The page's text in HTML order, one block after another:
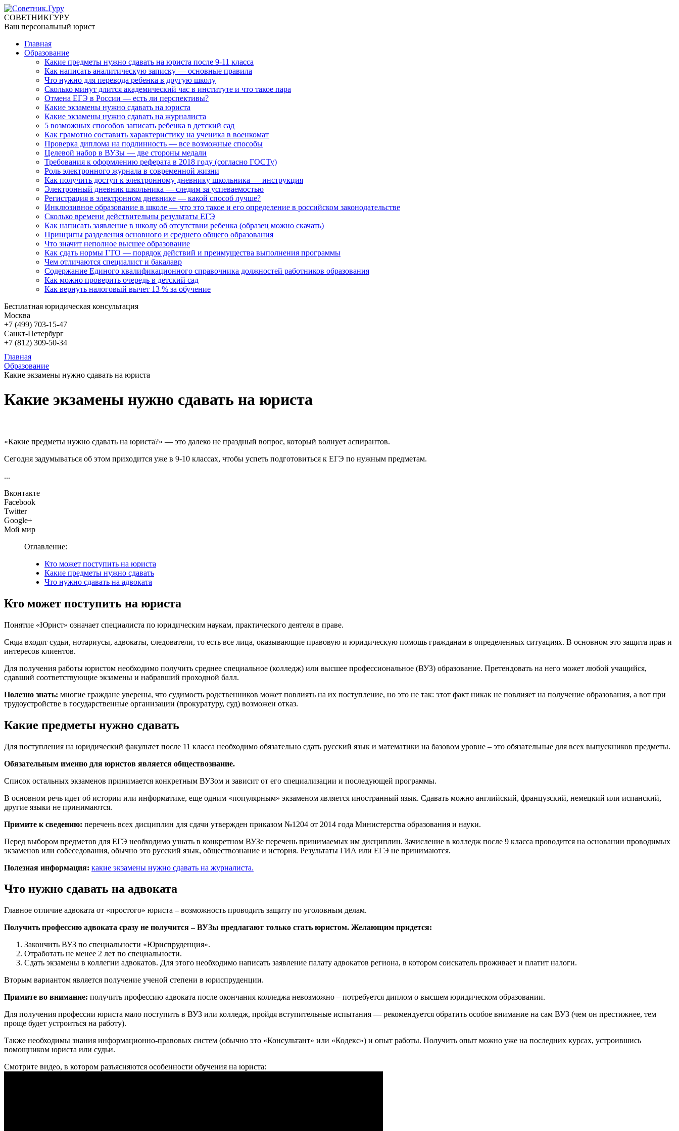
СОВЕТНИКГУРУ
Ваш персональный юрист
Главная
Образование
Какие предметы нужно сдавать на юриста после 9-11 класса
Как написать аналитическую записку — основные правила
Что нужно для перевода ребенка в другую школу
Сколько минут длится академический час в институте и что такое пара
Отмена ЕГЭ в России — есть ли перспективы?
Какие экзамены нужно сдавать на юриста
Какие экзамены нужно сдавать на журналиста
5 возможных способов записать ребенка в детский сад
Как грамотно составить характеристику на ученика в военкомат
Проверка диплома на подлинность — все возможные способы
Целевой набор в ВУЗы — две стороны медали
Требования к оформлению реферата в 2018 году (согласно ГОСТу)
Роль электронного журнала в современной жизни
Как получить доступ к электронному дневнику школьника — инструкция
Электронный дневник школьника — следим за успеваемостью
Регистрация в электронном дневнике — какой способ лучше?
Инклюзивное образование в школе — что это такое и его определение в российском законодательстве
Сколько времени действительны результаты ЕГЭ
Как написать заявление в школу об отсутствии ребенка (образец можно скачать)
Принципы разделения основного и среднего общего образования
Что значит неполное высшее образование
Как сдать нормы ГТО — порядок действий и преимущества выполнения программы
Чем отличаются специалист и бакалавр
Содержание Единого квалификационного справочника должностей работников образования
Как можно проверить очередь в детский сад
Как вернуть налоговый вычет 13 % за обучение
Бесплатная юридическая консультация
Москва
+7 (499) 703-15-47
Санкт-Петербург
+7 (812) 309-50-34
Главная
Образование
Какие экзамены нужно сдавать на юриста
Какие экзамены нужно сдавать на юриста
«Какие предметы нужно сдавать на юриста?» — это далеко не праздный вопрос, который волнует аспирантов.
Сегодня задумываться об этом приходится уже в 9-10 классах, чтобы успеть подготовиться к ЕГЭ по нужным предметам.
...
Вконтакте
Facebook
Twitter
Google+
Мой мир
Оглавление:
Кто может поступить на юриста
Какие предметы нужно сдавать
Что нужно сдавать на адвоката
Кто может поступить на юриста
Понятие «Юрист» означает специалиста по юридическим наукам, практического деятеля в праве.
Сюда входят судьи, нотариусы, адвокаты, следователи, то есть все лица, оказывающие правовую и юридическую помощь гражданам в определенных ситуациях. В основном это защита прав и
интересов клиентов.
Для получения работы юристом необходимо получить среднее специальное (колледж) или высшее профессиональное (ВУЗ) образование. Претендовать на него может любой учащийся,
сдавший соответствующие экзамены и набравший проходной балл.
Полезно знать: многие граждане уверены, что судимость родственников может повлиять на их поступление, но это не так: этот факт никак не повлияет на получение образования, а вот при
трудоустройстве в государственные организации (прокуратуру, суд) возможен отказ.
Какие предметы нужно сдавать
Для поступления на юридический факультет после 11 класса необходимо обязательно сдать русский язык и математики на базовом уровне – это обязательные для всех выпускников предметы.
Обязательным именно для юристов является обществознание.
Список остальных экзаменов принимается конкретным ВУЗом и зависит от его специализации и последующей программы.
В основном речь идет об истории или информатике, еще одним «популярным» экзаменом является иностранный язык. Сдавать можно английский, французский, немецкий или испанский,
другие языки не принимаются.
Примите к сведению: перечень всех дисциплин для сдачи утвержден приказом №1204 от 2014 года Министерства образования и науки.
Перед выбором предметов для ЕГЭ необходимо узнать в конкретном ВУЗе перечень принимаемых им дисциплин. Зачисление в колледж после 9 класса проводится на основании проводимых
экзаменов или собеседования, обычно это русский язык, обществознание и история. Результаты ГИА или ЕГЭ не принимаются.
Полезная информация: какие экзамены нужно сдавать на журналиста.
Что нужно сдавать на адвоката
Главное отличие адвоката от «простого» юриста – возможность проводить защиту по уголовным делам.
Получить профессию адвоката сразу не получится – ВУЗы предлагают только стать юристом. Желающим придется:
Закончить ВУЗ по специальности «Юриспруденция».
Отработать не менее 2 лет по специальности.
Сдать экзамены в коллегии адвокатов. Для этого необходимо написать заявление палату адвокатов региона, в котором соискатель проживает и платит налоги.
Вторым вариантом является получение ученой степени в юриспруденции.
Примите во внимание: получить профессию адвоката после окончания колледжа невозможно – потребуется диплом о высшем юридическом образовании.
Для получения профессии юриста мало поступить в ВУЗ или колледж, пройдя вступительные испытания — рекомендуется обратить особое внимание на сам ВУЗ (чем он престижнее, тем
проще будет устроиться на работу).
Также необходимы знания информационно-правовых систем (обычно это «Консультант» или «Кодекс») и опыт работы. Получить опыт можно уже на последних курсах, устроившись
помощником юриста или судьи.
Смотрите видео, в котором разъясняются особенности обучения на юриста: